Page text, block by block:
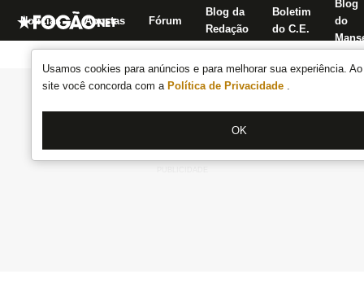
Usamos cookies para anúncios e para melhorar sua experiência.
site você concorda com a Política de Privacidade .
OK
Notícias Apostas Fórum
Blog da
Redação
Boletim
do C.E.
Blog
do